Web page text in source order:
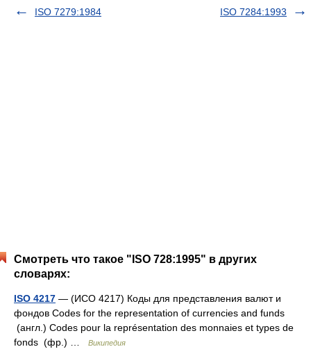
ISO 7279:1984
ISO 7284:1993
Смотреть что такое "ISO 728:1995" в других
словарях:
ISO 4217 — (ИСО 4217) Коды для представления валют и
фондов Codes for the representation of currencies and funds
(англ.) Codes pour la représentation des monnaies et types de
fonds (фр.) …
Википедия